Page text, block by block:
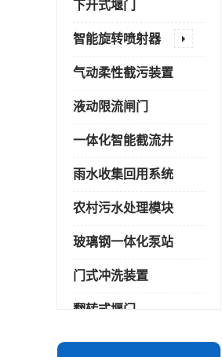
下开式堰门
智能旋转喷射器
气动柔性截污装置
液动限流闸门
一体化智能截流井
雨水收集回用系统
农村污水处理模块
玻璃钢一体化泵站
门式冲洗装置
翻转式堰门
智能一体化雨水泵站